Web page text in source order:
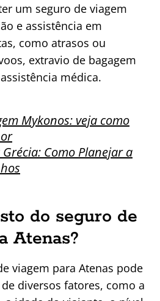
um seguro de viagem
e assistência em
como atrasos ou
extravio de bagagem
médica.
Mykonos: veja como
Como Planejar a
do seguro de
Atenas?
viagem para Atenas pode
diversos fatores, como a